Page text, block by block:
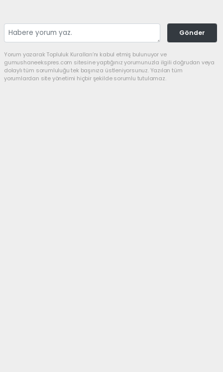
Gönder
Yorum yazarak Topluluk Kuralları’nı kabul etmiş bulunuyor ve
gumushaneekspres.com sitesine yaptığınız yorumunuzla ilgili doğrudan veya
dolaylı tüm sorumluluğu tek başınıza üstleniyorsunuz. Yazılan tüm
yorumlardan site yönetimi hiçbir şekilde sorumlu tutulamaz.